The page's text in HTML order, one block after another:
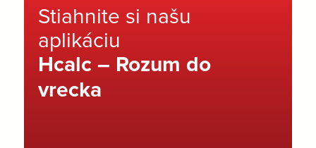
Stiahnite si našu
aplikáciu
Hcalc – Rozum do
vrecka